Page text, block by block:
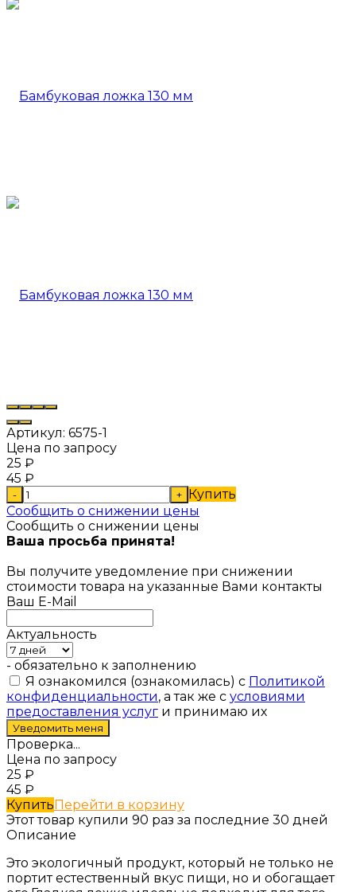
Артикул: 6575-1
Цена по запросу
25 ₽
45 ₽
- + Купить
Сообщить о снижении цены
Сообщить о снижении цены
Ваша просьба принята!
Вы получите уведомление при снижении
стоимости товара на указанные Вами контакты
Ваш E-Mail
Актуальность
- обязательно к заполнению
Я ознакомился (ознакомилась) с Политикой
конфиденциальности, а так же с условиями
предоставления услуг и принимаю их
Проверка...
Цена по запросу
25 ₽
45 ₽
КупитьПерейти в корзину
Этот товар купили 90 раз за последние 30 дней
Описание
Это экологичный продукт, который не только не
портит естественный вкус пищи, но и обогащает